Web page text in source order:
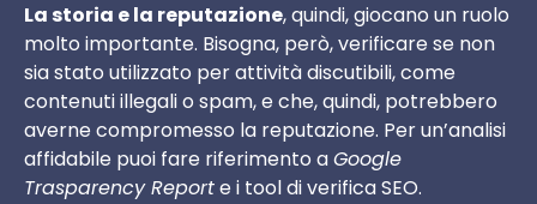
La storia e la reputazione, quindi, giocano un ruolo
molto importante. Bisogna, però, verificare se non
sia stato utilizzato per attività discutibili, come
contenuti illegali o spam, e che, quindi, potrebbero
averne compromesso la reputazione. Per un’analisi
affidabile puoi fare riferimento aGoogle
Trasparency Reporte i tool di verifica SEO.